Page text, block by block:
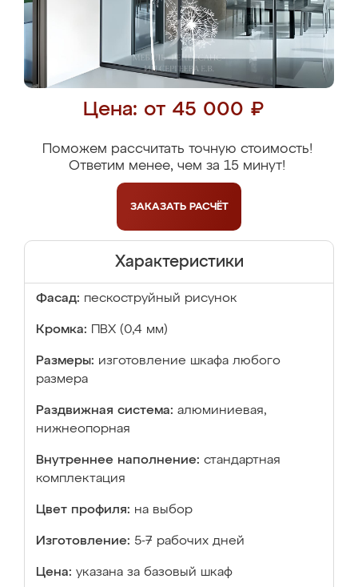
Цена: от 45 000 ₽
Поможем рассчитать точную стоимость!
Ответим менее, чем за 15 минут!
ЗАКАЗАТЬ РАСЧЁТ
Характеристики
Фасад: пескоструйный рисунок
Кромка: ПВХ (0,4 мм)
Размеры: изготовление шкафа любого
размера
Раздвижная система: алюминиевая,
нижнеопорная
Внутреннее наполнение: стандартная
комплектация
Цвет профиля: на выбор
Изготовление: 5-7 рабочих дней
Цена: указана за базовый шкаф